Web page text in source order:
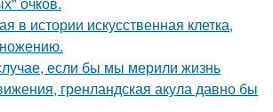
в истории искусственная клетка,
если бы мы мерили жизнь
гренландская акула давно бы